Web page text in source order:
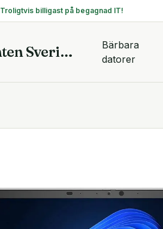
Troligtvis billigast på begagnad IT!
TeknikFronten Sverige AB
Bärbara
datorer